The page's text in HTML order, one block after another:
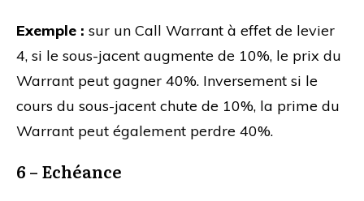
Exemple : sur un Call Warrant à effet de levier
4, si le sous-jacent augmente de 10%, le prix du
Warrant peut gagner 40%. Inversement si le
cours du sous-jacent chute de 10%, la prime du
Warrant peut également perdre 40%.
6 – Echéance